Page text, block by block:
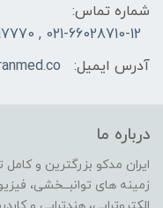
شماره تماس:
021-66028710-12 , 09306297770 , 09104948010
آدرس ایمیل:
درباره ما
ایران مدکو بزرگترین و
زمینه های توانبــخشی،